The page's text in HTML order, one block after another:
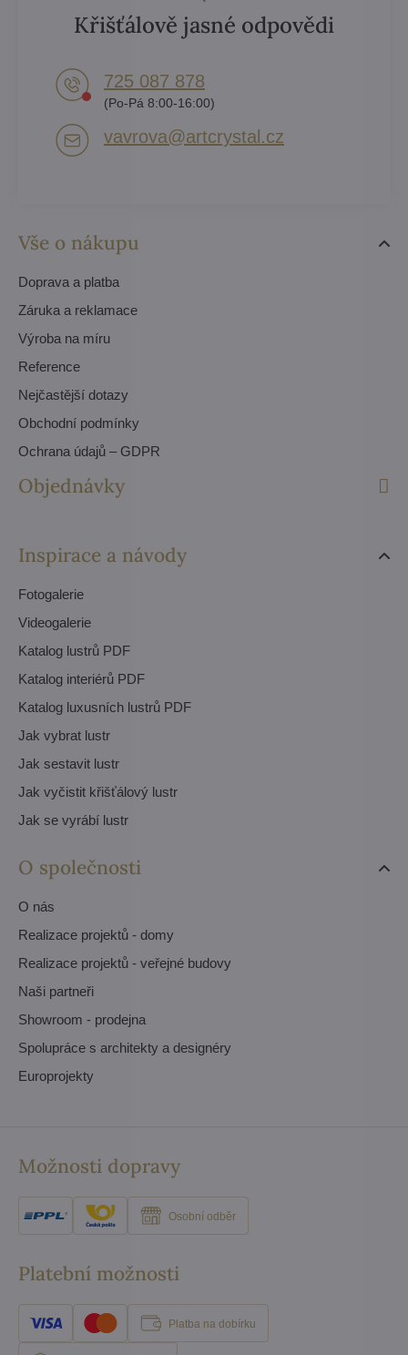
Vše o nákupu
Doprava a platba
Záruka a reklamace
Výroba na míru
Reference
Nejčastější dotazy
Obchodní podmínky
Ochrana údajů – GDPR
Objednávky
Inspirace a návody
Fotogalerie
Videogalerie
Katalog lustrů PDF
Katalog interiérů PDF
Katalog luxusních lustrů PDF
Jak vybrat lustr
Jak sestavit lustr
Jak vyčistit křišťálový lustr
Jak se vyrábí lustr
O společnosti
O nás
Realizace projektů - domy
Realizace projektů - veřejné budovy
Naši partneři
Showroom - prodejna
Spolupráce s architekty a designéry
Europrojekty
Křišťálově jasné odpovědi
725 087 878​
(Po-Pá 8:00-16:00)
vavrova​@artcrystal​.cz
Možnosti dopravy
Osobní odběr
Platební možnosti
Platba na dobírku